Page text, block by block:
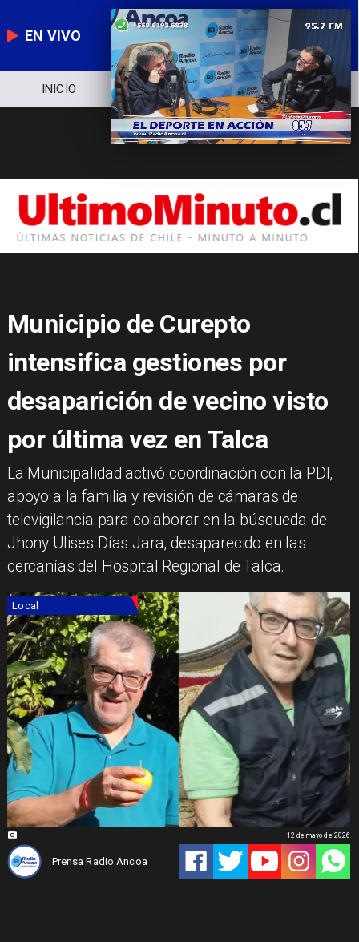
EN VIVO
NOTICIERO POLÍTICA ECONOMÍA
Municipio de Curepto
intensifica gestiones por
desaparición de vecino visto
por última vez en Talca
​La Municipalidad activó coordinación con la PDI,
apoyo a la familia y revisión de cámaras de
televigilancia para colaborar en la búsqueda de
Jhony Ulises Días Jara, desaparecido en las
cercanías del Hospital Regional de Talca.
Local
Prensa Radio Ancoa
12 de mayo de 2026